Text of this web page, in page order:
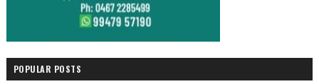
POPULAR POSTS